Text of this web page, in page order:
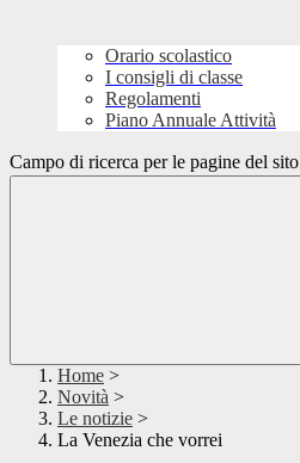
Orario scolastico
I consigli di classe
Regolamenti
Piano Annuale Attività
Campo di ricerca per le pagine del sito
Home >
Novità >
Le notizie >
La Venezia che vorrei